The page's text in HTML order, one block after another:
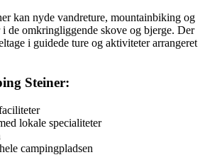
kan nyde vandreture, mountainbiking og
de omkringliggende skove og bjerge. Der
i guidede ture og aktiviteter arrangeret
Steiner:
lokale specialiteter
campingpladsen